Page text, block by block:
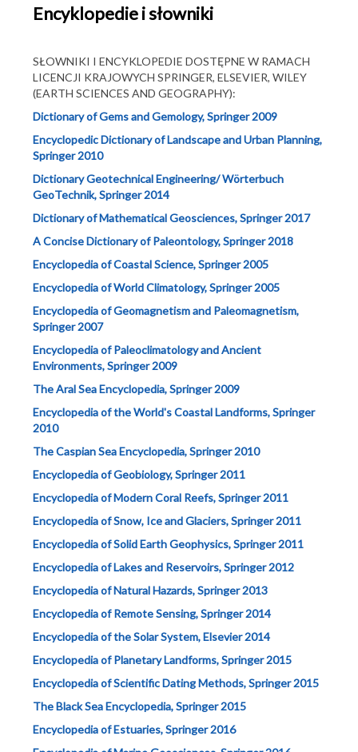
E - Źródła
Katalogi
Biblioteki cyfrowe i repozytoria
Wyszukiwarki naukowe
Encyklopedie i słowniki
Publikacje pracowników PIG
Wydawnictwa PIG
Białe kruki
Encyklopedie i słowniki
SŁOWNIKI I ENCYKLOPEDIE DOSTĘPNE W RAMACH
LICENCJI KRAJOWYCH SPRINGER, ELSEVIER, WILEY
(EARTH SCIENCES AND GEOGRAPHY):
Dictionary of Gems and Gemology, Springer 2009
Encyclopedic Dictionary of Landscape and Urban Planning,
Springer 2010
Dictionary Geotechnical Engineering/ Wörterbuch
GeoTechnik, Springer 2014
Dictionary of Mathematical Geosciences, Springer 2017
A Concise Dictionary of Paleontology, Springer 2018
Encyclopedia of Coastal Science, Springer 2005
Encyclopedia of World Climatology, Springer 2005
Encyclopedia of Geomagnetism and Paleomagnetism,
Springer 2007
Encyclopedia of Paleoclimatology and Ancient
Environments, Springer 2009
The Aral Sea Encyclopedia, Springer 2009
Encyclopedia of the World's Coastal Landforms, Springer
2010
The Caspian Sea Encyclopedia, Springer 2010
Encyclopedia of Geobiology, Springer 2011
Encyclopedia of Modern Coral Reefs, Springer 2011
Encyclopedia of Snow, Ice and Glaciers, Springer 2011
Encyclopedia of Solid Earth Geophysics, Springer 2011
Encyclopedia of Lakes and Reservoirs, Springer 2012
Encyclopedia of Natural Hazards, Springer 2013
Encyclopedia of Remote Sensing, Springer 2014
Encyclopedia of the Solar System, Elsevier 2014
Encyclopedia of Planetary Landforms, Springer 2015
Encyclopedia of Scientific Dating Methods, Springer 2015
The Black Sea Encyclopedia, Springer 2015
Encyclopedia of Estuaries, Springer 2016